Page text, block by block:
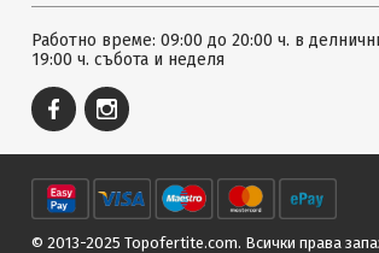
Работно време: 09:00 до 20:00 ч. в
19:00 ч. събота и неделя
© 2013-2025 Topofertite.com. Всички права